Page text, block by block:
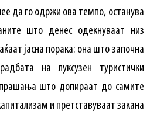
да го одржи ова темпо, останува
што денес одекнуваат низ
јасна порака: она што започна
на луксузен туристички
прашања што допираат до самите
и претставуваат закана